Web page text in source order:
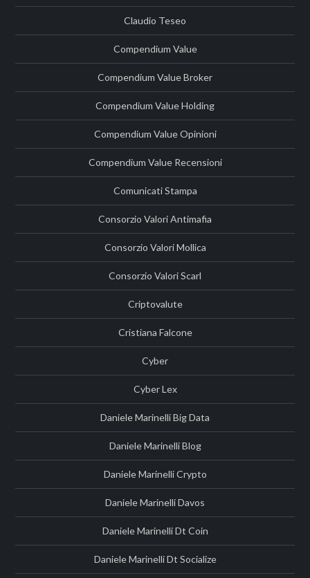
Claudio Teseo
Compendium Value
Compendium Value Broker
Compendium Value Holding
Compendium Value Opinioni
Compendium Value Recensioni
Comunicati Stampa
Consorzio Valori Antimafia
Consorzio Valori Mollica
Consorzio Valori Scarl
Criptovalute
Cristiana Falcone
Cyber
Cyber Lex
Daniele Marinelli Big Data
Daniele Marinelli Blog
Daniele Marinelli Crypto
Daniele Marinelli Davos
Daniele Marinelli Dt Coin
Daniele Marinelli Dt Socialize